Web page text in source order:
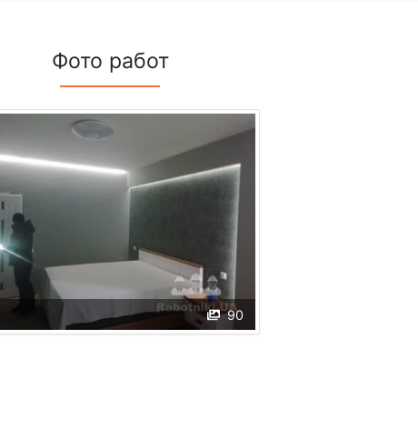
Фото работ
90